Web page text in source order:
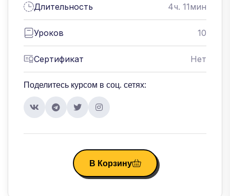
Длительность 4ч. 11мин
Уроков 10
Сертификат Нет
Поделитесь курсом в соц. сетях:
В Корзину